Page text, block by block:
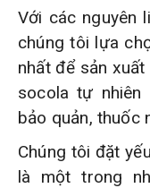
Với các nguyên
chúng tôi lựa
nhất để sản
socola tự
bảo quản, thuốc
Chúng tôi đặt
là một trong